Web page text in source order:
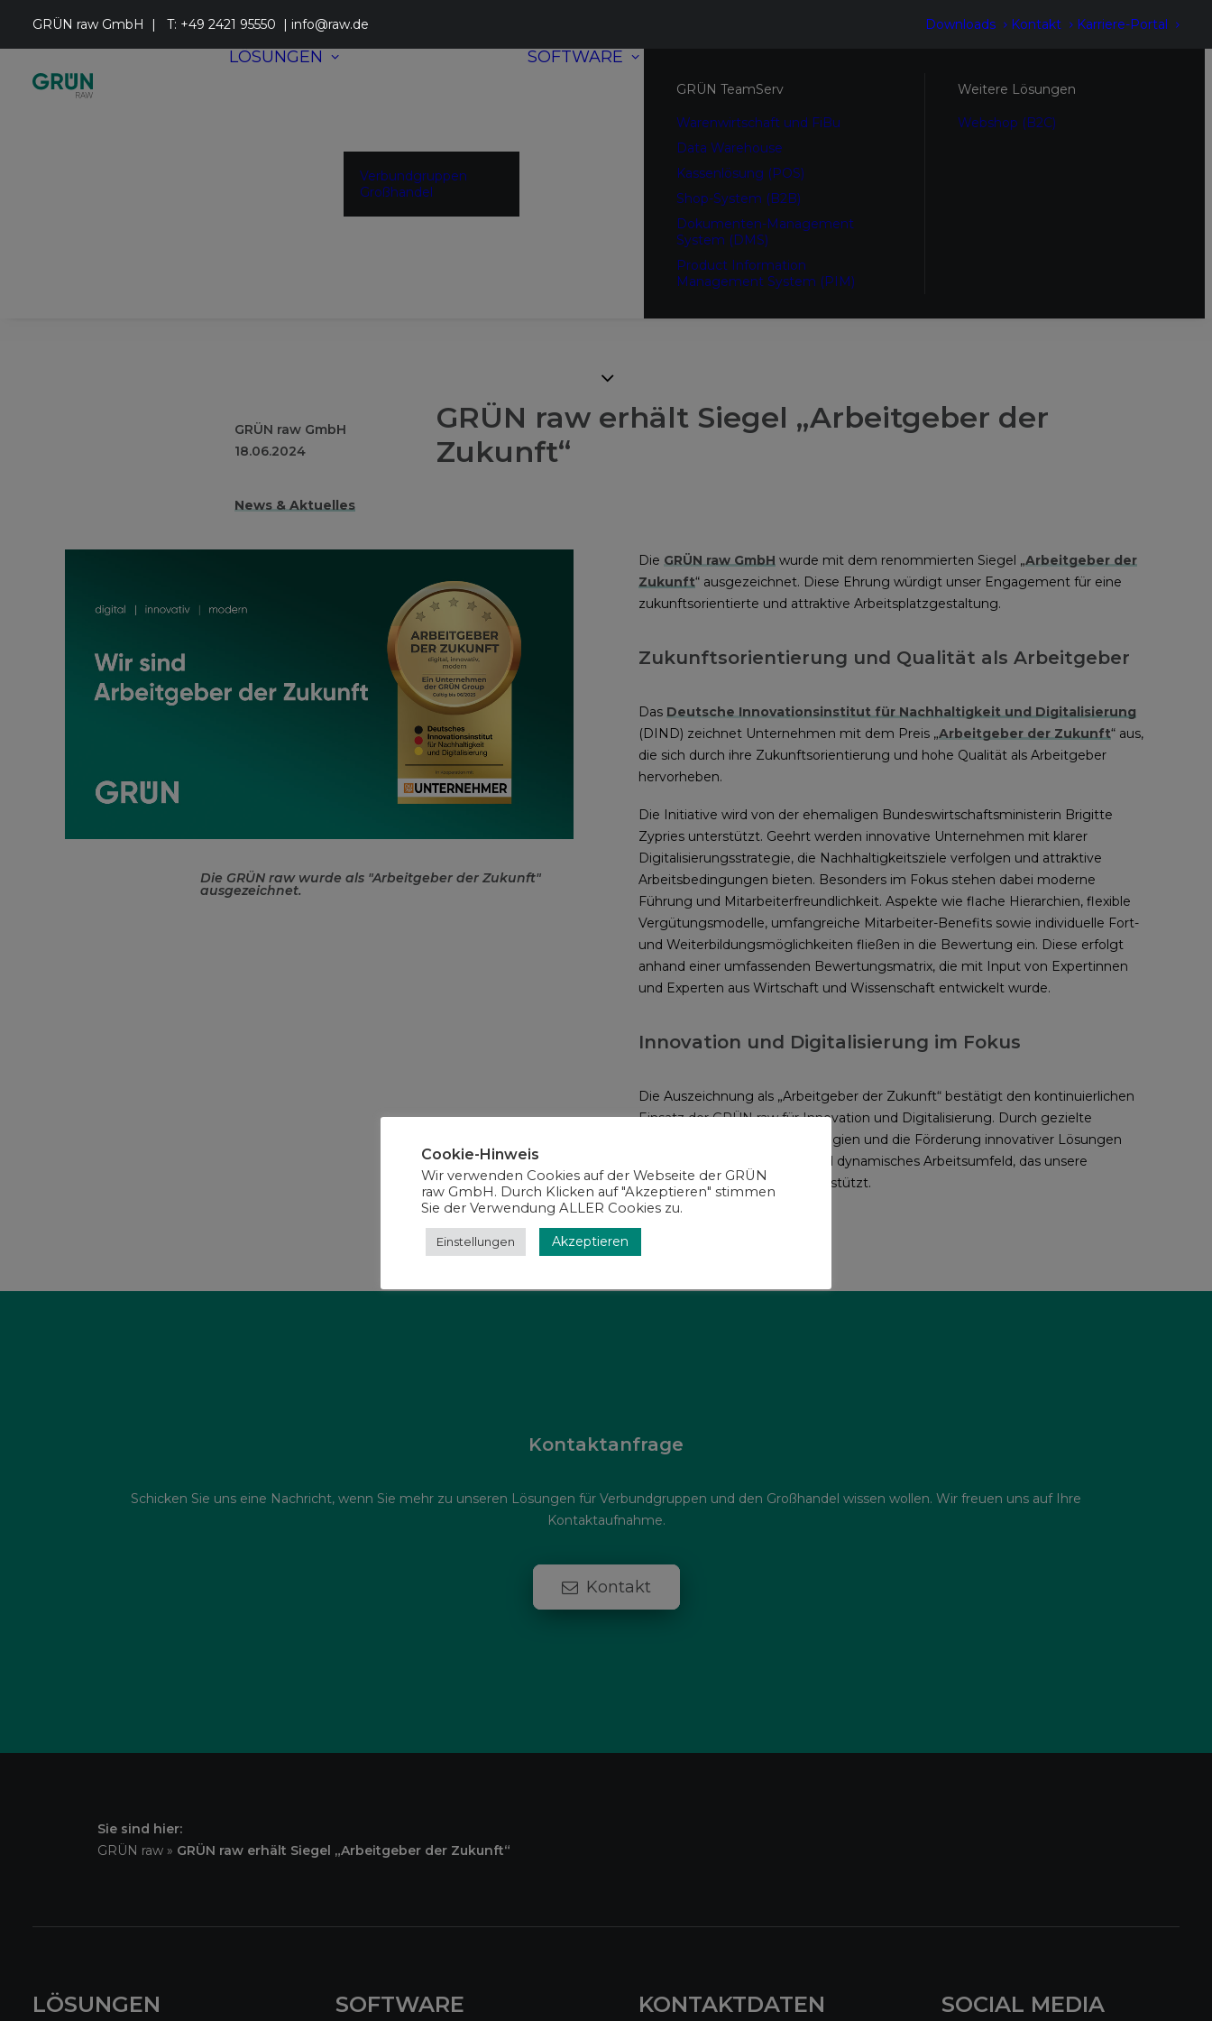
GRÜN raw GmbH | T: +49 2421 95550 | info@raw.de Downloads Kontakt Karriere-Portal
LÖSUNGEN
Verbundgruppen
Großhandel
SOFTWARE
GRÜN TeamServ
Warenwirtschaft und FiBu
Data Warehouse
Kassenlösung (POS)
Shop-System (B2B)
Dokumenten-Management
System (DMS)
Product Information
Management System (PIM)
Weitere Lösungen
Webshop (B2C)
GRÜN raw GmbH
18.06.2024
News & Aktuelles
GRÜN raw erhält Siegel „Arbeitgeber der
Zukunft“
Die GRÜN raw wurde als "Arbeitgeber der Zukunft"
ausgezeichnet.
Die GRÜN raw GmbH wurde mit dem renommierten Siegel „Arbeitgeber der
Zukunft“ ausgezeichnet. Diese Ehrung würdigt unser Engagement für eine
zukunftsorientierte und attraktive Arbeitsplatzgestaltung.
Zukunftsorientierung und Qualität als Arbeitgeber
Das Deutsche Innovationsinstitut für Nachhaltigkeit und Digitalisierung
(DIND) zeichnet Unternehmen mit dem Preis „Arbeitgeber der Zukunft“ aus,
die sich durch ihre Zukunftsorientierung und hohe Qualität als Arbeitgeber
hervorheben.
Die Initiative wird von der ehemaligen Bundeswirtschaftsministerin Brigitte
Zypries unterstützt. Geehrt werden innovative Unternehmen mit klarer
Digitalisierungsstrategie, die Nachhaltigkeitsziele verfolgen und attraktive
Arbeitsbedingungen bieten. Besonders im Fokus stehen dabei moderne
Führung und Mitarbeiterfreundlichkeit. Aspekte wie flache Hierarchien, flexible
Vergütungsmodelle, umfangreiche Mitarbeiter-Benefits sowie individuelle Fort-
und Weiterbildungsmöglichkeiten fließen in die Bewertung ein. Diese erfolgt
anhand einer umfassenden Bewertungsmatrix, die mit Input von Expertinnen
und Experten aus Wirtschaft und Wissenschaft entwickelt wurde.
Innovation und Digitalisierung im Fokus
Die Auszeichnung als „Arbeitgeber der Zukunft“ bestätigt den kontinuierlichen
Einsatz der GRÜN raw für Innovation und Digitalisierung. Durch gezielte
Investitionen in neue Technologien und die Förderung innovativer Lösungen
schaffen wir ein modernes und dynamisches Arbeitsumfeld, das unsere
Mitarbeiter inspiriert und unterstützt.
Kontaktanfrage
Schicken Sie uns eine Nachricht, wenn Sie mehr zu unseren Lösungen für Verbundgruppen und den Großhandel wissen wollen. Wir freuen uns auf Ihre
Kontaktaufnahme.
Kontakt
Sie sind hier:
GRÜN raw » GRÜN raw erhält Siegel „Arbeitgeber der Zukunft“
LÖSUNGEN SOFTWARE KONTAKTDATEN SOCIAL MEDIA
Cookie-Hinweis
Wir verwenden Cookies auf der Webseite der GRÜN
raw GmbH. Durch Klicken auf "Akzeptieren" stimmen
Sie der Verwendung ALLER Cookies zu.
Einstellungen Akzeptieren